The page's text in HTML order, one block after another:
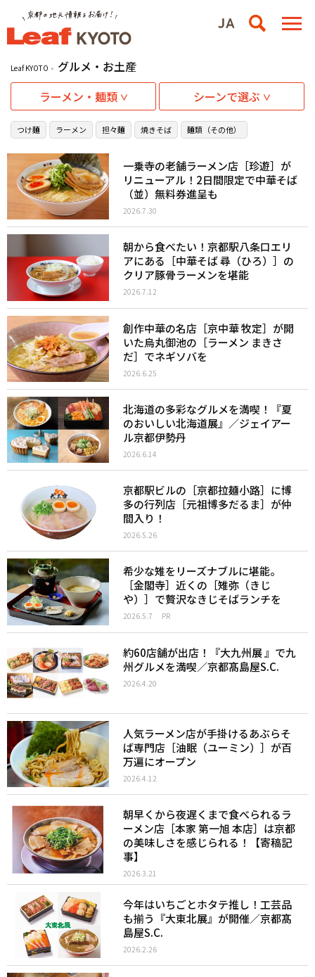
Leaf KYOTO
グルメ・お土産
ラーメン・麺類
シーンで選ぶ
つけ麺 ラーメン 担々麺 焼きそば 麺類（その他）
一乗寺の老舗ラーメン店［珍遊］が
リニューアル！2日間限定で中華そば
（並）無料券進呈も
2026.7.30
朝から食べたい！京都駅八条口エリ
アにある［中華そば 尋（ひろ）］の
クリア豚骨ラーメンを堪能
2026.7.12
創作中華の名店［京中華 牧定］が開
いた烏丸御池の［ラーメン まきさ
だ］でネギソバを
2026.6.25
北海道の多彩なグルメを満喫！『夏
のおいしい北海道展』／ジェイアー
ル京都伊勢丹
2026.6.14
京都駅ビルの［京都拉麺小路］に博
多の行列店［元祖博多だるま］が仲
間入り！
2026.5.26
希少な雉をリーズナブルに堪能。
［金閣寺］近くの［雉弥（きじ
や）］で贅沢なきじそばランチを
2026.5.7 PR
約60店舗が出店！『大九州展 』で九
州グルメを満喫／京都髙島屋S.C.
2026.4.20
人気ラーメン店が手掛けるあぶらそ
ば専門店［油眠（ユーミン）］が百
万遍にオープン
2026.4.12
朝早くから夜遅くまで食べられるラ
ーメン店［本家 第一旭 本店］は京都
の美味しさを感じられる！【寄稿記
事】
2026.3.21
今年はいちごとホタテ推し！工芸品
も揃う『大東北展』が開催／京都髙
島屋S.C.
2026.2.26